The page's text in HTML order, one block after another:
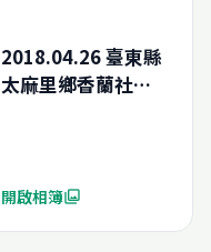
2018.04.26 臺東縣
太麻里鄉香蘭社區
開啟相簿photo_library